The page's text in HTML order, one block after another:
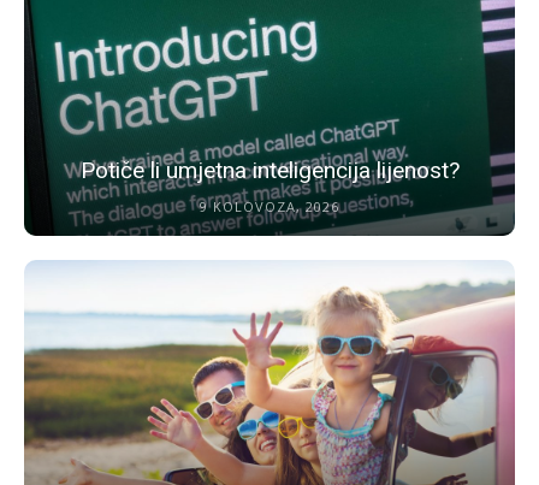
Potiče li umjetna inteligencija lijenost?
9 KOLOVOZA, 2026